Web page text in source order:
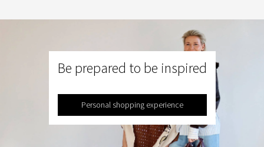
Be prepared to be inspired
Personal shopping experience